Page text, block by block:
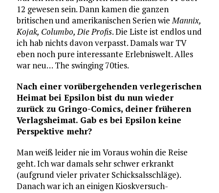
12 gewesen sein. Dann kamen die ganzen
britischen und amerikanischen Serien wie Mannix,
Kojak, Columbo, Die Profis. Die Liste ist endlos und
ich hab nichts davon verpasst. Damals war TV
eben noch pure interessante Erlebniswelt. Alles
war neu… The swinging 70ties.
Nach einer vorübergehenden verlegerischen
Heimat bei Epsilon bist du nun wieder
zurück zu Gringo-Comics, deiner früheren
Verlagsheimat. Gab es bei Epsilon keine
Perspektive mehr?
Man weiß leider nie im Voraus wohin die Reise
geht. Ich war damals sehr schwer erkrankt
(aufgrund vieler privater Schicksalsschläge).
Danach war ich an einigen Kioskversuch-